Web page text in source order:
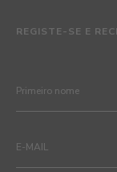
REGISTE-SE E